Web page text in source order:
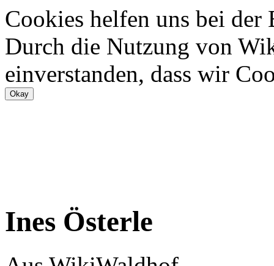
Cookies helfen uns bei
Durch die Nutzung von
einverstanden, dass wir
Ines Österle